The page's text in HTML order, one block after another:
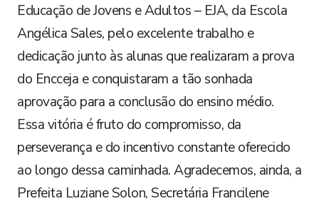
Educação de Jovens e Adultos – EJA, da Escola
Angélica Sales, pelo excelente trabalho e
dedicação junto às alunas que realizaram a prova
do Encceja e conquistaram a tão sonhada
aprovação para a conclusão do ensino médio.
Essa vitória é fruto do compromisso, da
perseverança e do incentivo constante oferecido
ao longo dessa caminhada. Agradecemos, ainda, a
Prefeita Luziane Solon, Secretária Francilene